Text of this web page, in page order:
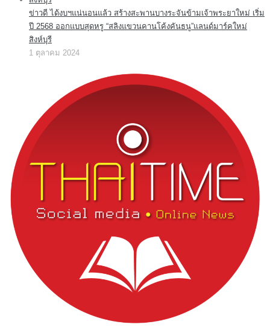
ข่าวดี ได้งบฯแน่นอนแล้ว สร้างสะพานบางระจันข้ามเจ้าพระยาใหม่ เริ่ม
ปี 2568 ออกแบบสุดหรู “สลิงแขวนคานโค้งคันธนู”แลนด์มาร์คใหม่
สิงห์บุรี
1 ตุลาคม 2024